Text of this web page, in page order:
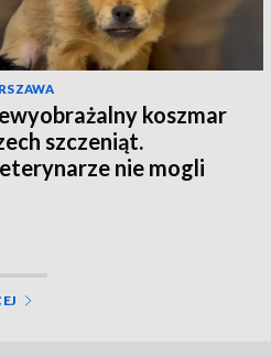
koszmar
szczeniąt.
nie mogli